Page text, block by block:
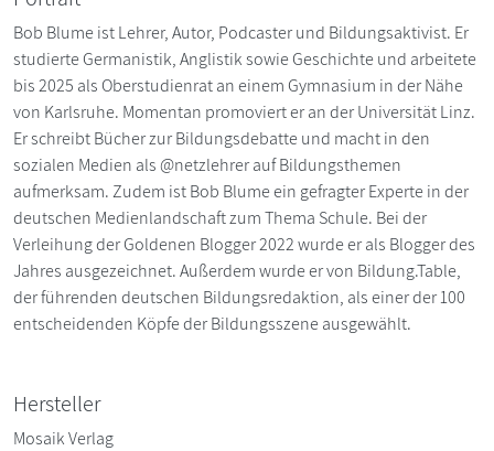
Bob Blume ist Lehrer, Autor, Podcaster und Bildungsaktivist. Er
studierte Germanistik, Anglistik sowie Geschichte und arbeitete
bis 2025 als Oberstudienrat an einem Gymnasium in der Nähe
von Karlsruhe. Momentan promoviert er an der Universität Linz.
Er schreibt Bücher zur Bildungsdebatte und macht in den
sozialen Medien als @netzlehrer auf Bildungsthemen
aufmerksam. Zudem ist Bob Blume ein gefragter Experte in der
deutschen Medienlandschaft zum Thema Schule. Bei der
Verleihung der Goldenen Blogger 2022 wurde er als Blogger des
Jahres ausgezeichnet. Außerdem wurde er von Bildung.Table,
der führenden deutschen Bildungsredaktion, als einer der 100
entscheidenden Köpfe der Bildungsszene ausgewählt.
Hersteller
Mosaik Verlag